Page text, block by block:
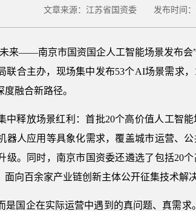
文章来源：江苏省国资委 发布时间：
来——南京市国资国企人工智能场景发布
联合主办，现场集中发布53个AI场景需求
融合新路径。
中释放场景红利：首批20个高价值人工智
器人应用等具象化需求，覆盖城市运营、
级。同时，南京市国资委还遴选了包括20
向百余家产业链创新主体公开征集技术解决
是国企在实际运营中遇到的真问题、真需